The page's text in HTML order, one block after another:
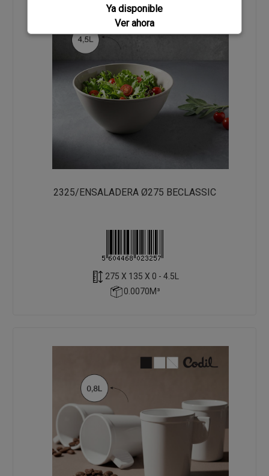
2325/ENSALADERA Ø275 BECLASSIC
275 X 135 X 0 - 4.5L
0.0070M³
Ya disponible
Ver ahora